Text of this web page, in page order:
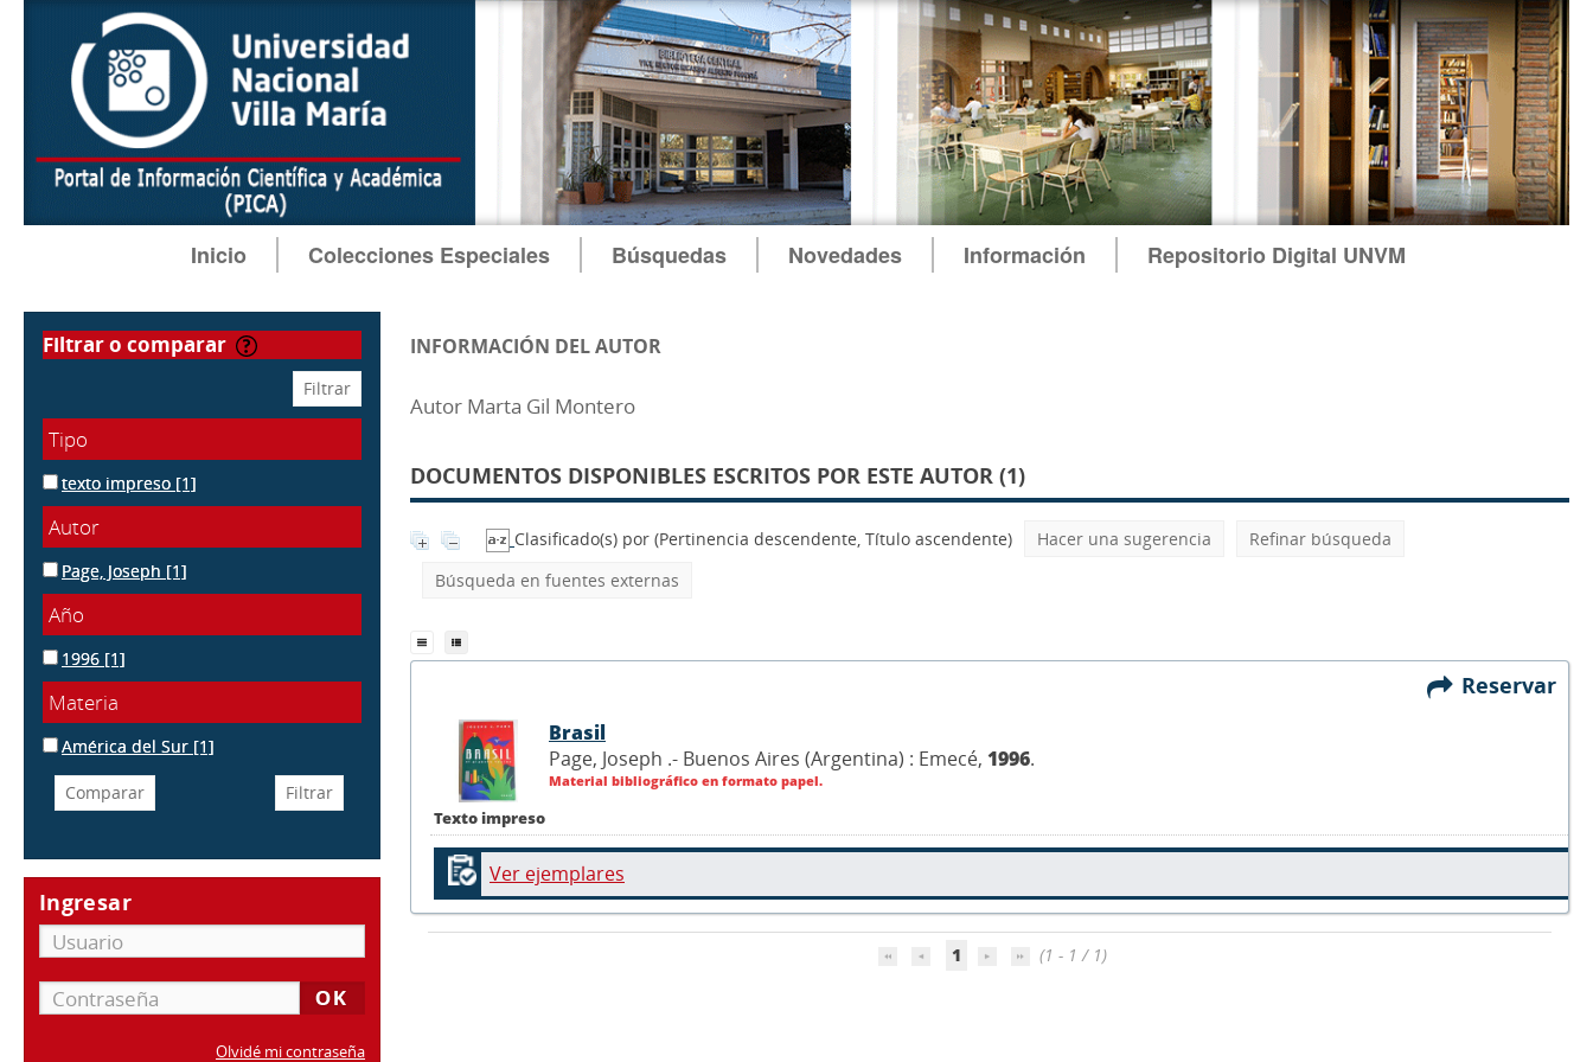
Inicio Colecciones Especiales Búsquedas Novedades Información Repositorio Digital UNVM
filtrar o comparar
Tipo
texto impreso [1]
Autor
Page, Joseph [1]
Año
1996 [1]
Materia
América del Sur [1]
Ingresar
Olvidé mi contraseña
INFORMACIÓN DEL AUTOR
Autor Marta Gil Montero
DOCUMENTOS DISPONIBLES ESCRITOS POR ESTE AUTOR (1)
Clasificado(s) por (Pertinencia descendente, Título ascendente) Hacer una sugerencia
Refinar búsqueda
Búsqueda en fuentes externas
Reservar
Texto impreso
Brasil
Page, Joseph .- Buenos Aires (Argentina) : Emecé, 1996.
Material bibliográfico en formato papel.
Ver ejemplares
1 (1 - 1 / 1)